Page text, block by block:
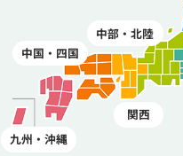
中部・北陸
関西
中国・四国
九州・沖縄